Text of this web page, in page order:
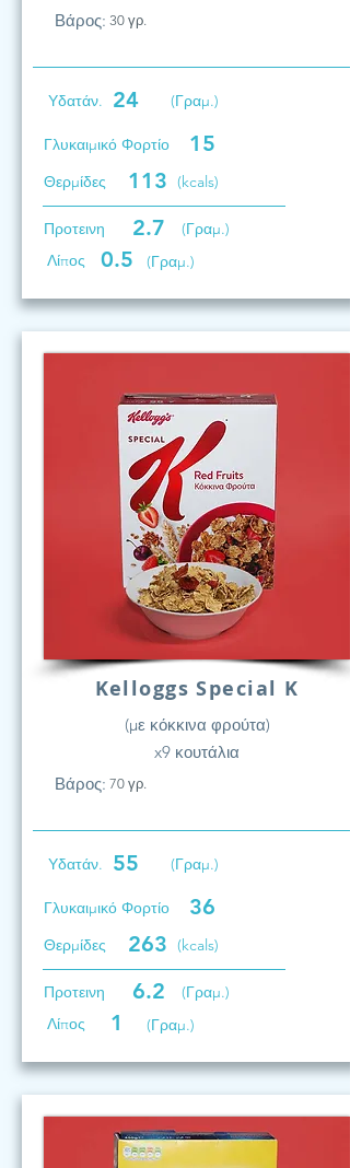
Βάρος: 30 γρ.
Υδατάν. 24 (Γραμ.)
Γλυκαιμικό Φορτίο 15
Θερμίδες 113 (kcals)
Προτεινη 2.7
(Γραμ.)
Λίπος
0.5 (Γραμ.)
Kelloggs Special K
(με κόκκινα φρούτα)
x9 κουτάλια
Βάρος: 70 γρ.
Υδατάν. 55 (Γραμ.)
Γλυκαιμικό Φορτίο 36
Θερμίδες 263 (kcals)
Προτεινη 6.2
(Γραμ.)
Λίπος
1 (Γραμ.)